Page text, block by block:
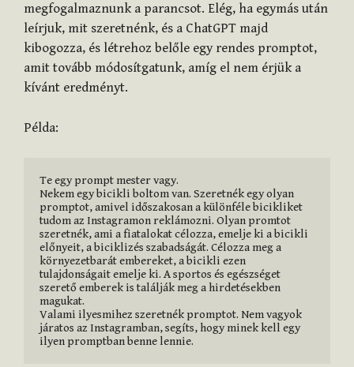
megfogalmaznunk a parancsot. Elég, ha egymás után
leírjuk, mit szeretnénk, és a ChatGPT majd
kibogozza, és létrehoz belőle egy rendes promptot,
amit tovább módosítgatunk, amíg el nem érjük a
kívánt eredményt.
Példa:
Te egy prompt mester vagy.
Nekem egy bicikli boltom van. Szeretnék egy olyan
promptot, amivel időszakosan a különféle bicikliket
tudom az Instagramon reklámozni. Olyan promtot
szeretnék, ami a fiatalokat célozza, emelje ki a bicikli
előnyeit, a biciklizés szabadságát. Célozza meg a
környezetbarát embereket, a bicikli ezen
tulajdonságait emelje ki. A sportos és egészséget
szerető emberek is találják meg a hirdetésekben
magukat.
Valami ilyesmihez szeretnék promptot. Nem vagyok
járatos az Instagramban, segíts, hogy minek kell egy
ilyen promptban benne lennie.